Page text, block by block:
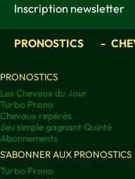
Inscription newsletter
PRONOSTICS
PRONOSTICS
Les Chevaux du Jour
Turbo Prono
Chevaux repérés
Jeu simple gagnant Quinté
Abonnements
S'ABONNER AUX PRONOSTICS
Turbo Prono